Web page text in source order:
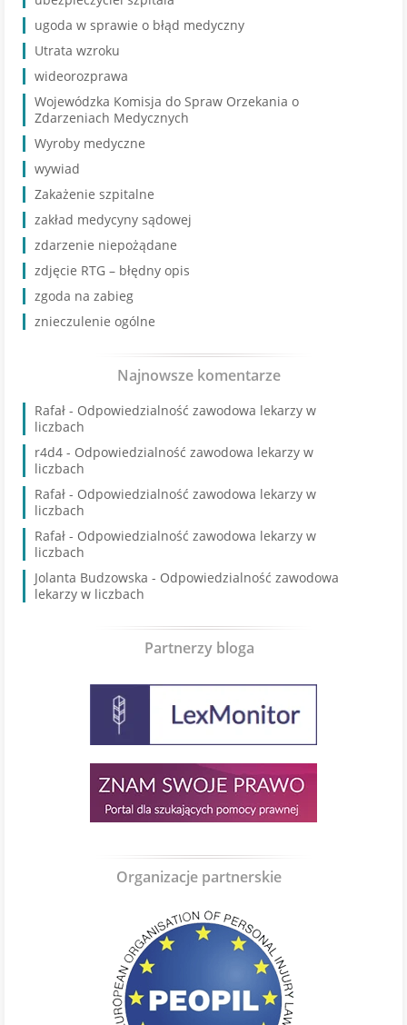
ugoda w sprawie o błąd medyczny
Utrata wzroku
wideorozprawa
Wojewódzka Komisja do Spraw Orzekania o
Zdarzeniach Medycznych
Wyroby medyczne
wywiad
Zakażenie szpitalne
zakład medycyny sądowej
zdarzenie niepożądane
zdjęcie RTG – błędny opis
zgoda na zabieg
znieczulenie ogólne
Najnowsze komentarze
Rafał - Odpowiedzialność zawodowa lekarzy w
liczbach
r4d4 - Odpowiedzialność zawodowa lekarzy w
liczbach
Rafał - Odpowiedzialność zawodowa lekarzy w
liczbach
Rafał - Odpowiedzialność zawodowa lekarzy w
liczbach
Jolanta Budzowska - Odpowiedzialność zawodowa
lekarzy w liczbach
Partnerzy bloga
Organizacje partnerskie